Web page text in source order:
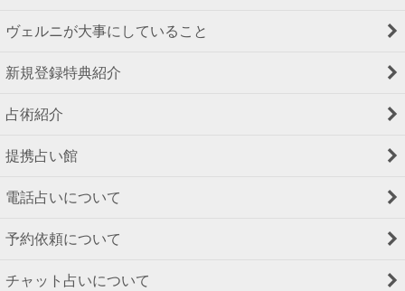
ヴェルニが大事にしていること
新規登録特典紹介
占術紹介
提携占い館
電話占いについて
予約依頼について
チャット占いについて